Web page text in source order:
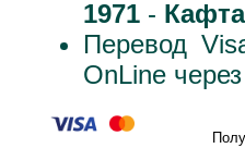
1971 -
Перевод
OnLine